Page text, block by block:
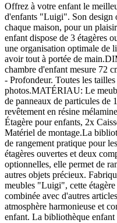
Offrez à votre enfant le
d'enfants "Luigi". Son design
chaque maison, pour un
enfant dispose de 3 étagères
une organisation optimale de
avoir tout à portée de
chambre d'enfant mesure 72
- Profondeur. Toutes les
photos.MATÉRIAU: Le
de panneaux de particules de
revêtement en résine
Étagère pour enfants, 2x
Matériel de montage.La
de rangement pratique pour
étagères ouvertes et deux
optionnelles, elle permet de
autres objets précieux.
meubles "Luigi", cette
combinée avec d'autres
atmosphère harmonieuse et
enfant. La bibliothèque